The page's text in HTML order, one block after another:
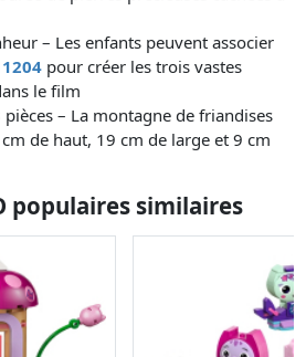
– Les enfants peuvent associer
pour créer les trois vastes
le film
– La montagne de friandises
de haut, 19 cm de large et 9 cm
populaires similaires